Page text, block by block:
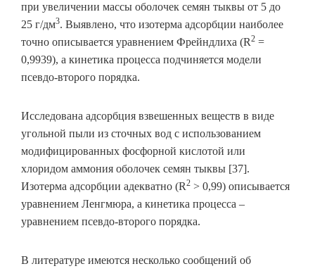
при увеличении массы оболочек семян тыквы от 5 до
25 г/дм3. Выявлено, что изотерма адсорбции наиболее
точно описывается уравнением Фрейндлиха (R2 =
0,9939), а кинетика процесса подчиняется модели
псевдо-второго порядка.
Исследована адсорбция взвешенных веществ в виде
угольной пыли из сточных вод с использованием
модифицированных фосфорной кислотой или
хлоридом аммония оболочек семян тыквы [37].
Изотерма адсорбции адекватно (R2 > 0,99) описывается
уравнением Ленгмюра, а кинетика процесса –
уравнением псевдо-второго порядка.
В литературе имеются несколько сообщений об